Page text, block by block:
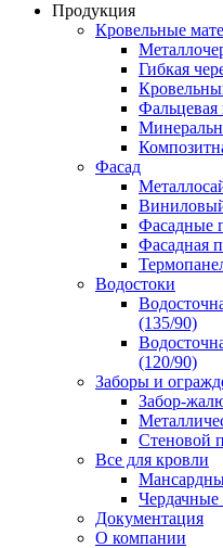
Продукция
Кровельные
Гибкая
Фальцевая
Фасад
Фасадные
Фасадная
Водостоки
(135/90)
(120/90)
Заборы и
Забор-
Стеновой
Все для кровли
Документация
О компании